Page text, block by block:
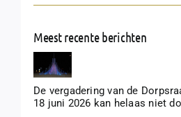
Meest recente berichten
De vergadering van de
18 juni 2026 kan helaas niet